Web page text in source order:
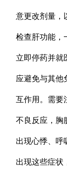
意更改剂量，
检查肝功能，
立即停药并就
应避免与其他
互作用。需要
不良反应，胸
出现心悸、呼
出现这些症状